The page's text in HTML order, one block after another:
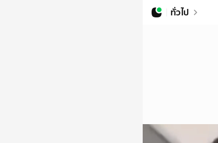
ทั่วไป